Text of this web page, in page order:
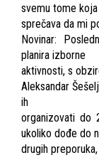
svemu tome koja
sprečava da mi
Novinar:
planira izborne
aktivnosti, s
Aleksandar
ih
organizovati do
ukoliko dođe do
drugih